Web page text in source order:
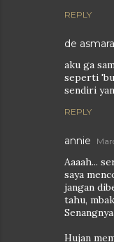
REPLY
de asmara
aku ga
seperti
sendiri
REPLY
annie
Aaaah...
saya
jangan
tahu,
Hujan